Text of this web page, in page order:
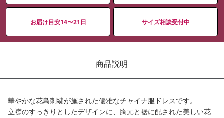
お届け目安14〜21日 サイズ相談受付中
商品説明
華やかな花鳥刺繍が施された優雅なチャイナ服ドレスです。
立襟のすっきりとしたデザインに、胸元と裾に配された美しい花